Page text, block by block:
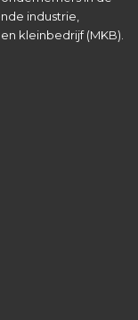
industrie,
kleinbedrijf (MKB).